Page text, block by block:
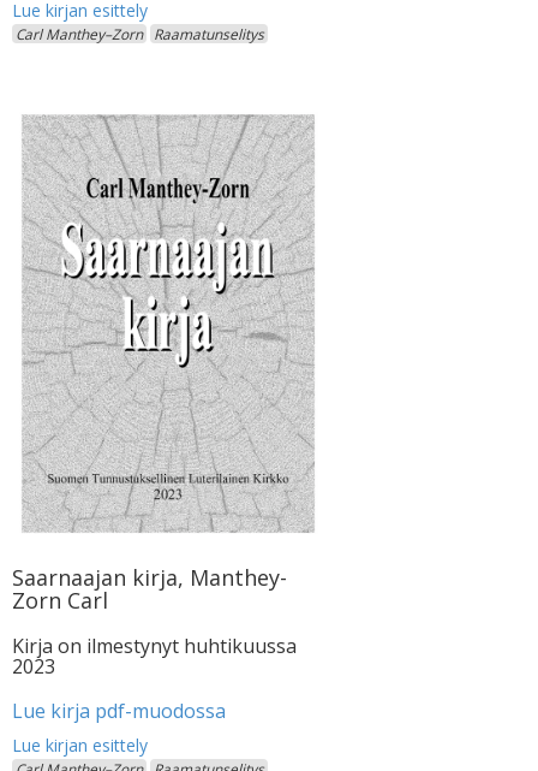
Carl Manthey–Zorn Raamatunselitys
Saarnaajan kirja, Manthey-
Zorn Carl
Kirja on ilmestynyt huhtikuussa
2023
Lue kirja pdf-muodossa